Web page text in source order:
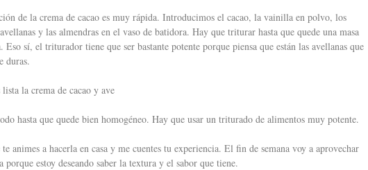
de la crema de cacao es muy rápida. Introducimos el cacao, la vainilla en polvo, los
y las almendras en el vaso de batidora. Hay que triturar hasta que quede una masa
Eso sí, el triturador tiene que ser bastante potente porque piensa que están las avellanas que
duras.
la crema de cacao y ave
hasta que quede bien homogéneo. Hay que usar un triturado de alimentos muy potente.
animes a hacerla en casa y me cuentes tu experiencia. El fin de semana voy a aprovechar
porque estoy deseando saber la textura y el sabor que tiene.